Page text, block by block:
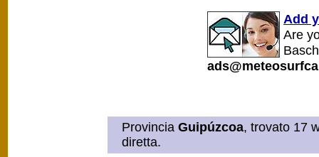
Add
Are
Provincia Guipúzcoa, trovato 17
diretta.